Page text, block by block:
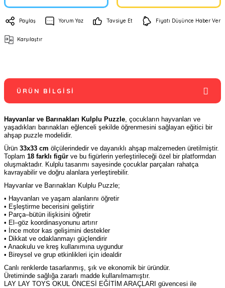
Paylaş Yorum Yaz Tavsiye Et Fiyatı Düşünce Haber Ver
Karşılaştır
ÜRÜN BILGISI
Hayvanlar ve Barınakları Kulplu Puzzle, çocukların hayvanları ve
yaşadıkları barınakları eğlenceli şekilde öğrenmesini sağlayan eğitici bir
ahşap puzzle modelidir.
Ürün 33x33 cm ölçülerindedir ve dayanıklı ahşap malzemeden üretilmiştir.
Toplam 18 farklı figür ve bu figürlerin yerleştirileceği özel bir platformdan
oluşmaktadır. Kulplu tasarımı sayesinde çocuklar parçaları rahatça
kavrayabilir ve doğru alanlara yerleştirebilir.
Hayvanlar ve Barınakları Kulplu Puzzle;
• Hayvanları ve yaşam alanlarını öğretir
• Eşleştirme becerisini geliştirir
• Parça–bütün ilişkisini öğretir
• El–göz koordinasyonunu artırır
• İnce motor kas gelişimini destekler
• Dikkat ve odaklanmayı güçlendirir
• Anaokulu ve kreş kullanımına uygundur
• Bireysel ve grup etkinlikleri için idealdir
Canlı renklerde tasarlanmış, şık ve ekonomik bir üründür.
Üretiminde sağlığa zararlı madde kullanılmamıştır.
LAY LAY TOYS OKUL ÖNCESİ EĞİTİM ARAÇLARI güvencesi ile